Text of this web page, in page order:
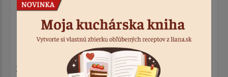
Fine mix Liana 300g Rolls mix Liana 500g